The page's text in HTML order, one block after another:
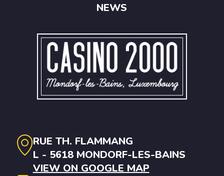
RUE TH. FLAMMANG
L - 5618 MONDORF-LES-BAINS
VIEW ON GOOGLE MAP
NEWS